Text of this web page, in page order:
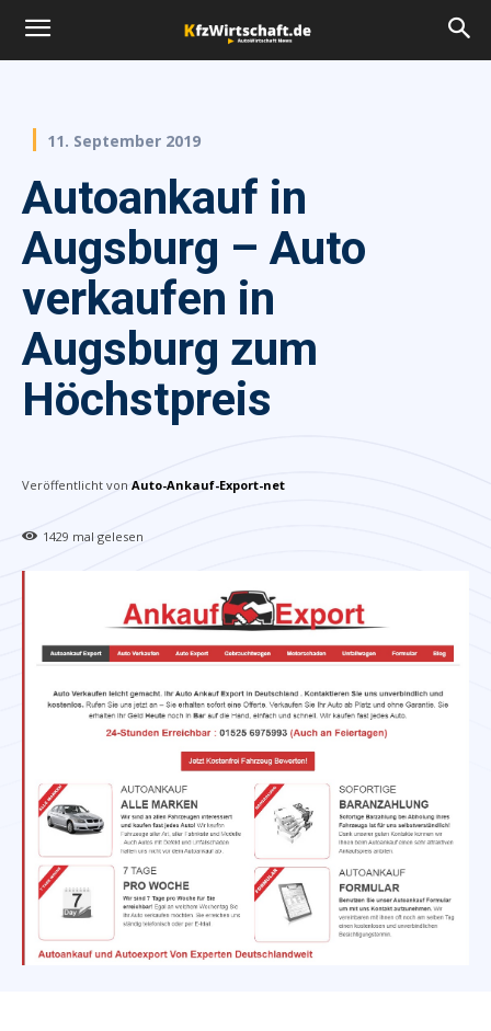
11. September 2019
Autoankauf in
Augsburg – Auto
verkaufen in
Augsburg zum
Höchstpreis
Veröffentlicht von Auto-Ankauf-Export-net
1429 mal gelesen